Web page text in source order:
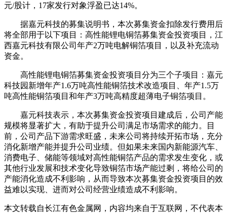
元/股计，17家发行对象浮盈已达14%。
据嘉元科技的募集说明书，本次募集资金扣除发行费用后
将全部用于以下项目：高性能锂电铜箔募集资金投资项目，江
西嘉元科技有限公司年产2万吨电解铜箔项目，以及补充流动
资金。
高性能锂电铜箔募集资金投资项目分为三个子项目：嘉元
科技园新增年产1.6万吨高性能铜箔技术改造项目、年产1.5万
吨高性能铜箔项目和年产3万吨高精度超薄电子铜箔项目。
嘉元科技表示，本次募集资金投资项目建成后，公司产能
规模将显著扩大，有助于提升公司满足市场需求的能力。目
前，公司产品下游需求旺盛，未来公司将持续开拓市场，充分
消化新增产能并提升公司业绩。但如果未来国内新能源汽车、
消费电子、储能等领域对高性能铜箔产品的需求发生变化，或
其他行业发展和技术变化导致铜箔市场产能过剩，将给公司的
产能消化造成不利影响，从而导致本次募集资金投资项目的效
益难以实现、进而对公司经营业绩造成不利影响。
本文转载自长江有色金属网，内容均来自于互联网，不代表本